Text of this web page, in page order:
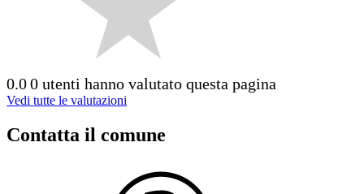
0.00 utenti hanno valutato questa pagina
Vedi tutte le valutazioni
Contatta il comune